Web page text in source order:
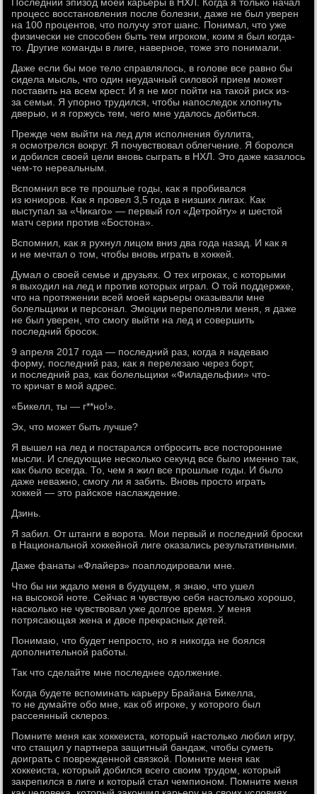
процесс восстановления после болезни, даже не был уверен
на 100 процентов, что получу этот шанс. Понимал, что уже
физически не способен быть тем игроком, коим я был когда-
то. Другие команды в лиге, наверное, тоже это понимали.
Даже если бы мое тело справлялось, в голове все равно бы
сидела мысль, что один неудачный силовой прием может
поставить на всем крест. И я не мог пойти на такой риск из-
за семьи. Я упорно трудился, чтобы напоследок хлопнуть
дверью, и я горжусь тем, чего мне удалось добиться.
Прежде чем выйти на лед для исполнения буллита,
я осмотрелся вокруг. Я почувствовал облегчение. Я боролся
и добился своей цели вновь сыграть в НХЛ. Это даже казалось
чем-то нереальным.
Вспомнил все те прошлые годы, как я пробивался
из юниоров. Как я провел 3,5 года в низших лигах. Как
выступал за «Чикаго» — первый гол «Детройту» и шестой
матч серии против «Бостона».
Вспомнил, как я рухнул лицом вниз два года назад. И как я
и не мечтал о том, чтобы вновь играть в хоккей.
Думал о своей семье и друзьях. О тех игроках, с которыми
я выходил на лед и против которых играл. О той поддержке,
что на протяжении всей моей карьеры оказывали мне
болельщики и персонал. Эмоции переполняли меня, я даже
не был уверен, что смогу выйти на лед и совершить
последний бросок.
9 апреля 2017 года — последний раз, когда я надеваю
форму, последний раз, как я перелезаю через борт,
и последний раз, как болельщики «Филадельфии» что-
то кричат в мой адрес.
«Бикелл, ты — г**но!».
Эх, что может быть лучше?
Я вышел на лед и постарался отбросить все посторонние
мысли. И следующие несколько секунд все было именно так,
как было всегда. То, чем я жил все прошлые годы. И было
даже неважно, смогу ли я забить. Вновь просто играть
хоккей — это райское наслаждение.
Дзинь.
Я забил. От штанги в ворота. Мои первый и последний броски
в Национальной хоккейной лиге оказались результативными.
Даже фанаты «Флайерз» поаплодировали мне.
Что бы ни ждало меня в будущем, я знаю, что ушел
на высокой ноте. Сейчас я чувствую себя настолько хорошо,
насколько не чувствовал уже долгое время. У меня
потрясающая жена и двое прекрасных детей.
Понимаю, что будет непросто, но я никогда не боялся
дополнительной работы.
Так что сделайте мне последнее одолжение.
Когда будете вспоминать карьеру Брайана Бикелла,
то не думайте обо мне, как об игроке, у которого был
рассеянный склероз.
Помните меня как хоккеиста, который настолько любил игру,
что стащил у партнера защитный бандаж, чтобы суметь
доиграть с поврежденной связкой. Помните меня как
хоккеиста, который добился всего своим трудом, который
закрепился в лиге и который стал чемпионом. Помните меня